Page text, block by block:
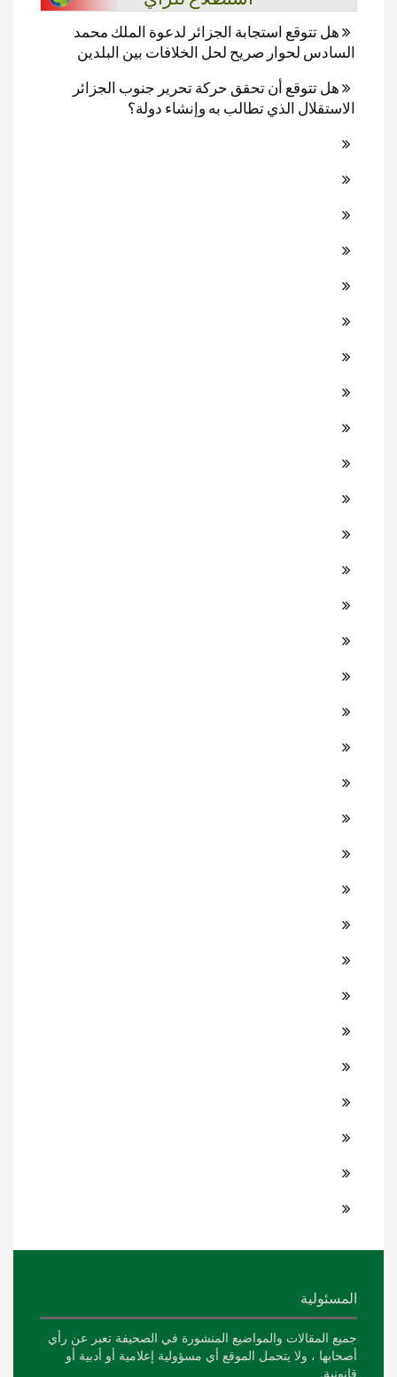
هل تتوقع استجابة الجزائر لدعوة الملك محمد
السادس لحوار صريح لحل الخلافات بين البلدين
هل تتوقع أن تحقق حركة تحرير جنوب الجزائر
الاستقلال الذي تطالب به وإنشاء دولة؟
المسئولية
جميع المقالات والمواضيع المنشورة في الصحيفة تعبر عن رأي
أصحابها ، ولا يتحمل الموقع أي مسؤولية إعلامية أو أدبية أو
قانونية.